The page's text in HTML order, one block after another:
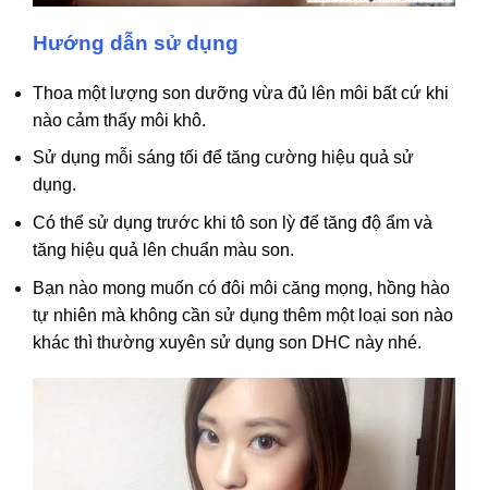
Hướng dẫn sử dụng
Thoa một lượng son dưỡng vừa đủ lên môi bất cứ khi
nào cảm thấy môi khô.
Sử dụng mỗi sáng tối để tăng cường hiệu quả sử
dụng.
Có thể sử dụng trước khi tô son lỳ để tăng độ ẩm và
tăng hiệu quả lên chuẩn màu son.
Bạn nào mong muốn có đôi môi căng mọng, hồng hào
tự nhiên mà không cần sử dụng thêm một loại son nào
khác thì thường xuyên sử dụng son DHC này nhé.